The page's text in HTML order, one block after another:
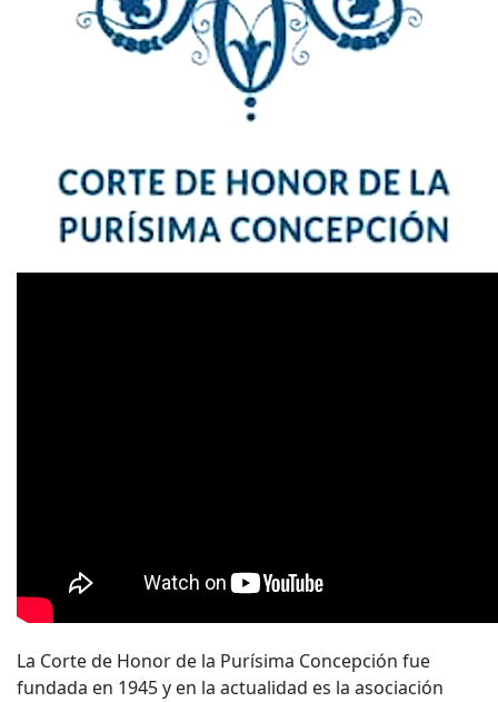
La Corte de Honor de la Purísima Concepción fue
fundada en 1945 y en la actualidad es la asociación